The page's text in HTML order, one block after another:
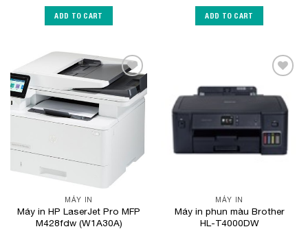
ADD TO CART ADD TO CART
Add to
Wishlist
MÁY IN
Máy in HP LaserJet Pro MFP
M428fdw (W1A30A)
Wishlist
MÁY IN
Máy in phun màu Brother
HL-T4000DW